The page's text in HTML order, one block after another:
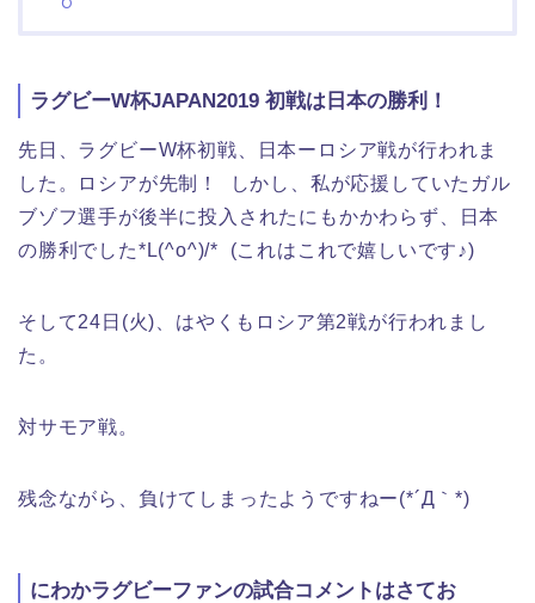
ラグビーW杯JAPAN2019 初戦は日本の勝利！
先日、ラグビーW杯初戦、日本ーロシア戦が行われま
した。ロシアが先制！ しかし、私が応援していたガル
ブゾフ選手が後半に投入されたにもかかわらず、日本
の勝利でした*L(^o^)/* (これはこれで嬉しいです♪)
そして24日(火)、はやくもロシア第2戦が行われまし
た。
対サモア戦。
残念ながら、負けてしまったようですねー(*´Д｀*)
にわかラグビーファンの試合コメントはさてお